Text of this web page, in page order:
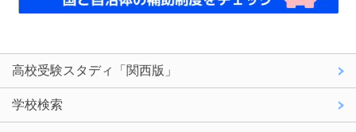
高校受験スタディ「関西版」
学校検索